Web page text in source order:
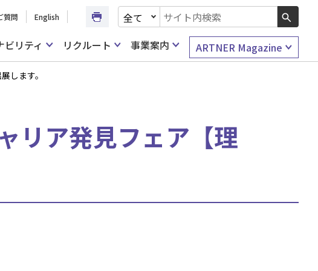
質問 English
文書種別を選択
検索キーワード入力
ビリティ リクルート 事業案内 ARTNER Magazine
します。
リア発見フェア【理